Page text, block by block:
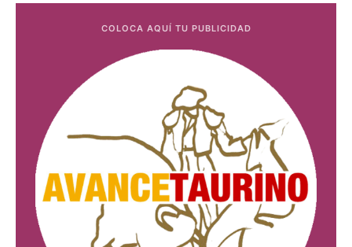
COLOCA AQUÍ TU PUBLICIDAD